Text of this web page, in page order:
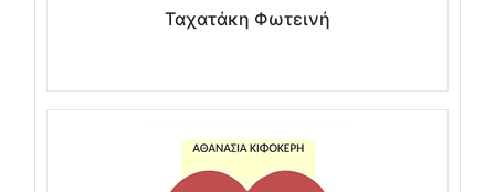
Ταχατάκη Φωτεινή